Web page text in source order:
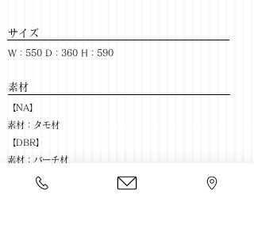
サイズ
W：550 D：360 H：590
​素材
【NA】
素材：タモ材
【DBR】
素材：バーチ材